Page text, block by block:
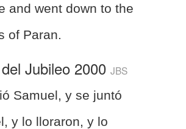
and went down to the
of Paran.
Jubileo 2000 JBS
Samuel, y se juntó
y lo lloraron, y lo